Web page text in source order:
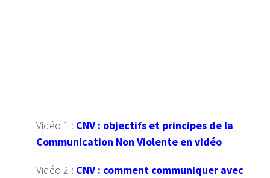
Vidéo 1 : CNV : objectifs et principes de la
Communication Non Violente en vidéo
Vidéo 2 : CNV : comment communiquer avec